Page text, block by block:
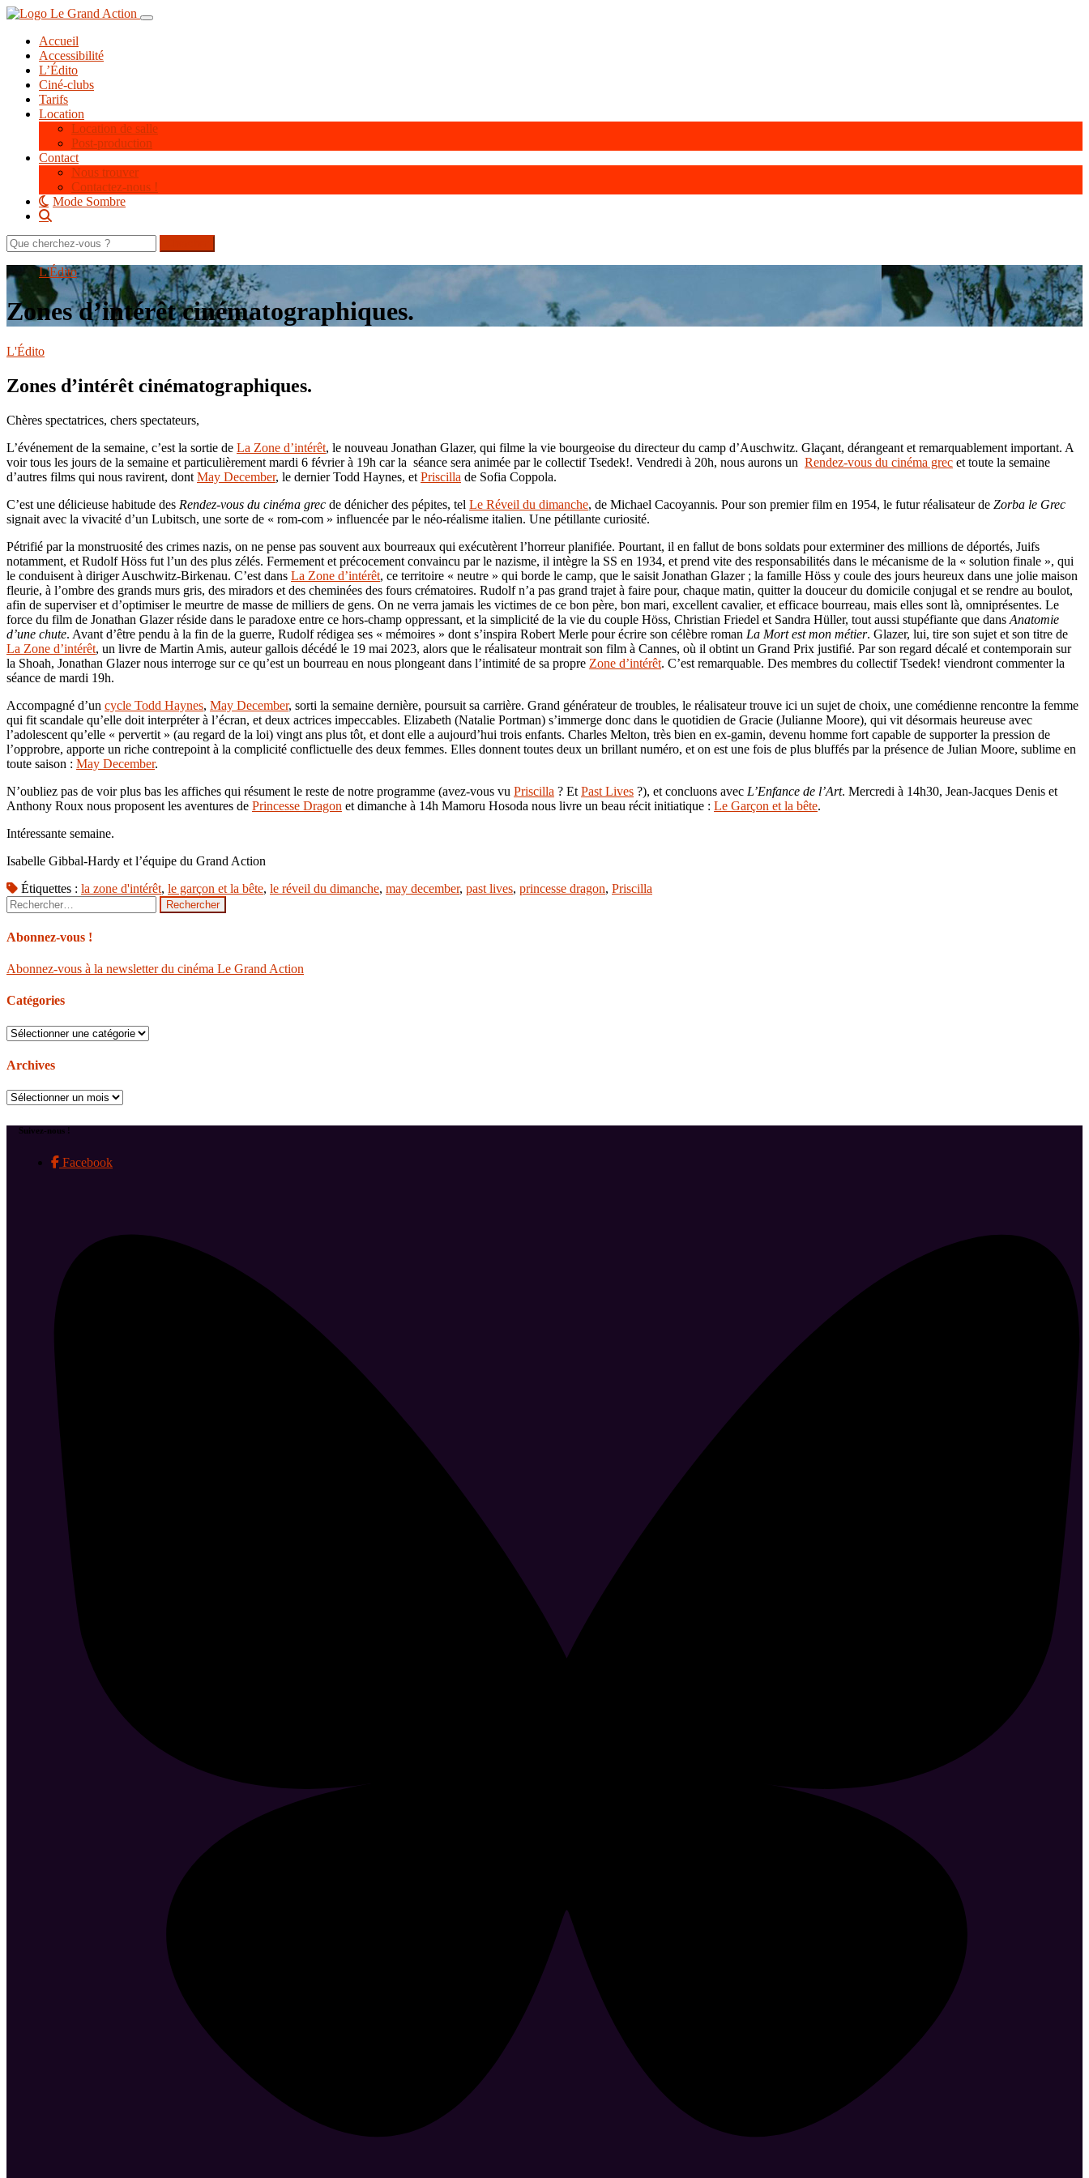
Aller
contenu
principal
Toggle navigation
Accueil
Accessibilité
L’Édito
Ciné-clubs
Tarifs
Location
Location de salle
Post-production
Contact
Nous trouver
Contactez-nous !
Mode Sombre
Rechercher
sur
site
L'Édito
Zones d’intérêt cinématographiques.
L'Édito
Zones d’intérêt cinématographiques.
Chères spectatrices, chers spectateurs,
L’événement de la semaine, c’est la sortie de La Zone d’intérêt, le nouveau Jonathan Glazer, qui filme la vie bourgeoise du directeur du camp d’Auschwitz. Glaçant, dérangeant et remarquablement important. A
voir tous les jours de la semaine et particulièrement mardi 6 février à 19h car la séance sera animée par le collectif Tsedek!. Vendredi à 20h, nous aurons un Rendez-vous du cinéma grec et toute la semaine
d’autres films qui nous ravirent, dont May December, le dernier Todd Haynes, et Priscilla de Sofia Coppola.
C’est une délicieuse habitude des Rendez-vous du cinéma grec de dénicher des pépites, tel Le Réveil du dimanche, de Michael Cacoyannis. Pour son premier film en 1954, le futur réalisateur de Zorba le Grec
signait avec la vivacité d’un Lubitsch, une sorte de « rom-com » influencée par le néo-réalisme italien. Une pétillante curiosité.
Pétrifié par la monstruosité des crimes nazis, on ne pense pas souvent aux bourreaux qui exécutèrent l’horreur planifiée. Pourtant, il en fallut de bons soldats pour exterminer des millions de déportés, Juifs
notamment, et Rudolf Höss fut l’un des plus zélés. Fermement et précocement convaincu par le nazisme, il intègre la SS en 1934, et prend vite des responsabilités dans le mécanisme de la « solution finale », qui
le conduisent à diriger Auschwitz-Birkenau. C’est dans La Zone d’intérêt, ce territoire « neutre » qui borde le camp, que le saisit Jonathan Glazer ; la famille Höss y coule des jours heureux dans une jolie maison
fleurie, à l’ombre des grands murs gris, des miradors et des cheminées des fours crématoires. Rudolf n’a pas grand trajet à faire pour, chaque matin, quitter la douceur du domicile conjugal et se rendre au boulot,
afin de superviser et d’optimiser le meurtre de masse de milliers de gens. On ne verra jamais les victimes de ce bon père, bon mari, excellent cavalier, et efficace bourreau, mais elles sont là, omniprésentes. Le
force du film de Jonathan Glazer réside dans le paradoxe entre ce hors-champ oppressant, et la simplicité de la vie du couple Höss, Christian Friedel et Sandra Hüller, tout aussi stupéfiante que dans Anatomie
d’une chute. Avant d’être pendu à la fin de la guerre, Rudolf rédigea ses « mémoires » dont s’inspira Robert Merle pour écrire son célèbre roman La Mort est mon métier. Glazer, lui, tire son sujet et son titre de
La Zone d’intérêt, un livre de Martin Amis, auteur gallois décédé le 19 mai 2023, alors que le réalisateur montrait son film à Cannes, où il obtint un Grand Prix justifié. Par son regard décalé et contemporain sur
la Shoah, Jonathan Glazer nous interroge sur ce qu’est un bourreau en nous plongeant dans l’intimité de sa propre Zone d’intérêt. C’est remarquable. Des membres du collectif Tsedek! viendront commenter la
séance de mardi 19h.
Accompagné d’un cycle Todd Haynes, May December, sorti la semaine dernière, poursuit sa carrière. Grand générateur de troubles, le réalisateur trouve ici un sujet de choix, une comédienne rencontre la femme
qui fit scandale qu’elle doit interpréter à l’écran, et deux actrices impeccables. Elizabeth (Natalie Portman) s’immerge donc dans le quotidien de Gracie (Julianne Moore), qui vit désormais heureuse avec
l’adolescent qu’elle « pervertit » (au regard de la loi) vingt ans plus tôt, et dont elle a aujourd’hui trois enfants. Charles Melton, très bien en ex-gamin, devenu homme fort capable de supporter la pression de
l’opprobre, apporte un riche contrepoint à la complicité conflictuelle des deux femmes. Elles donnent toutes deux un brillant numéro, et on est une fois de plus bluffés par la présence de Julian Moore, sublime en
toute saison : May December.
N’oubliez pas de voir plus bas les affiches qui résument le reste de notre programme (avez-vous vu Priscilla ? Et Past Lives ?), et concluons avec L’Enfance de l’Art. Mercredi à 14h30, Jean-Jacques Denis et
Anthony Roux nous proposent les aventures de Princesse Dragon et dimanche à 14h Mamoru Hosoda nous livre un beau récit initiatique : Le Garçon et la bête.
Intéressante semaine.
Isabelle Gibbal-Hardy et l’équipe du Grand Action
Étiquettes : la zone d'intérêt, le garçon et la bête, le réveil du dimanche, may december, past lives, princesse dragon, Priscilla
Rechercher :
Abonnez-vous !
Abonnez-vous à la newsletter du cinéma Le Grand Action
Catégories
Catégories
Archives
Archives
Suivez-nous !
Facebook